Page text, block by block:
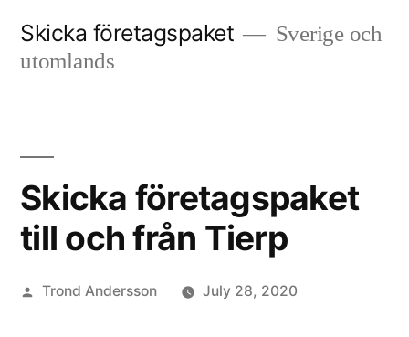
Skicka företagspaket
Sverige och
utomlands
Skicka företagspaket
till och från Tierp
Posted
Trond Andersson July 28, 2020